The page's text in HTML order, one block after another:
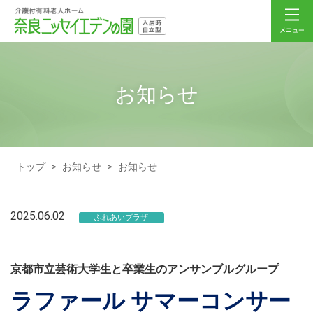
お知らせ
トップ > お知らせ > お知らせ
2025.06.02 ふれあいプラザ
京都市立芸術大学生と卒業生のアンサンブルグループ
ラファール サマーコンサー